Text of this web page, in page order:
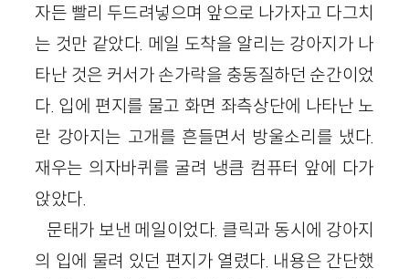
자든 빨리 두드려넣으며 앞으로 나가자고 다그치
는 것만 같았다. 메일 도착을 알리는 강아지가 나
타난 것은 커서가 손가락을 충동질하던 순간이었
다. 입에 편지를 물고 화면 좌측상단에 나타난 노
란 강아지는 고개를 흔들면서 방울소리를 냈다.
재우는 의자바퀴를 굴려 냉큼 컴퓨터 앞에 다가
앉았다.
문태가 보낸 메일이었다. 클릭과 동시에 강아지
의 입에 물려 있던 편지가 열렸다. 내용은 간단했